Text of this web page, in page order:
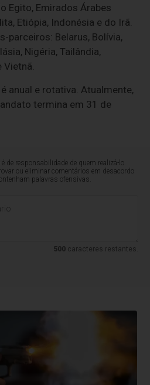
Egito, Emirados Árabes
Etiópia, Indonésia e do Irã.
parceiros: Belarus, Bolívia,
Nigéria, Tailândia,
Vietnã.
anual e rotativa. Atualmente,
termina em 31 de
de responsabilidade de quem realizá-lo.
ou eliminar comentários em desacordo
palavras ofensivas.
500caracteres restantes.